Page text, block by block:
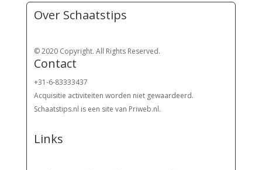
Over Schaatstips
© 2020 Copyright. All Rights Reserved.
Contact
+31-6-83333437
Acquisitie activiteiten worden niet gewaardeerd.
Schaatstips.nl is een site van Priweb.nl.
Links